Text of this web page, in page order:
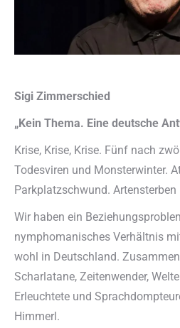
Sigi Zimmerschied
„Kein Thema. Eine deutsche
Krise, Krise, Krise. Fünf nach
Todesviren und Monsterwinter.
Parkplatzschwund.
Wir haben ein
nymphomanisches Verhältnis
wohl in Deutschland.
Scharlatane, Zeitenwender,
Erleuchtete und
Himmerl.